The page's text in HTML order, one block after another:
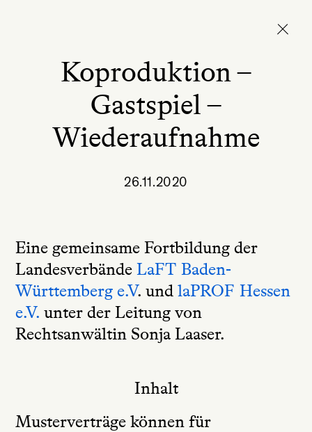
Koproduktion –
Gastspiel –
Wiederaufnahme
26.11.2020
Eine gemeinsame Fortbildung der
LandesverbändeLaFT Baden-
Württemberg e.V. undlaPROF Hessen
e.V. unter der Leitung von
Rechtsanwältin Sonja Laaser.
Inhalt
Musterverträge können für